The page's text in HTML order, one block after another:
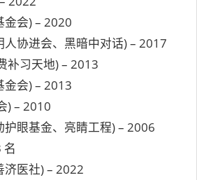
金会) – 2020
人协进会、黑暗中对话) – 2017
补习天地) – 2013
金会) – 2013
) – 2010
护眼基金、亮睛工程) – 2006
名
济医社) – 2022